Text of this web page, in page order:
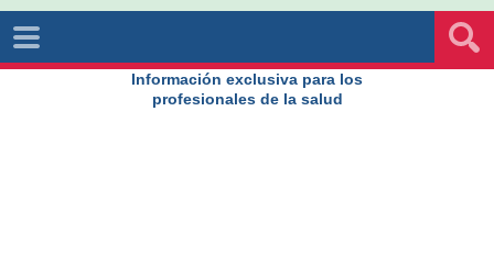
Información exclusiva para los
profesionales de la salud